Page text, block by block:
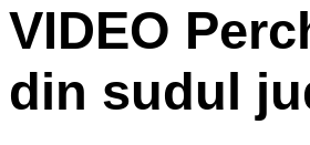
VIDEO
din sudul